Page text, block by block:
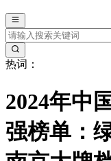
热词：
2024年中
强榜单：